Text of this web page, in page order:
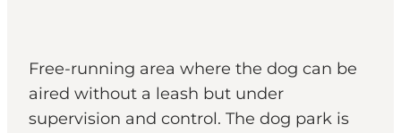
Free-running area where the dog can be
aired without a leash but under
supervision and control. The dog park is